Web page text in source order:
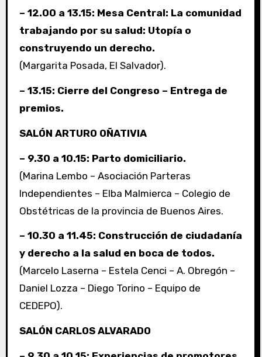
– 12.00 a 13.15: Mesa Central: La comunidad
trabajando por su salud: Utopía o
construyendo un derecho.
(Margarita Posada, El Salvador).
– 13.15: Cierre del Congreso – Entrega de
premios.
SALÓN ARTURO OÑATIVIA
– 9.30 a 10.15: Parto domiciliario.
(Marina Lembo – Asociación Parteras
Independientes – Elba Malmierca – Colegio de
Obstétricas de la provincia de Buenos Aires.
– 10.30 a 11.45: Construcción de ciudadanía
y derecho a la salud en boca de todos.
(Marcelo Laserna – Estela Cenci – A. Obregón –
Daniel Lozza – Diego Torino – Equipo de
CEDEPO).
SALÓN CARLOS ALVARADO